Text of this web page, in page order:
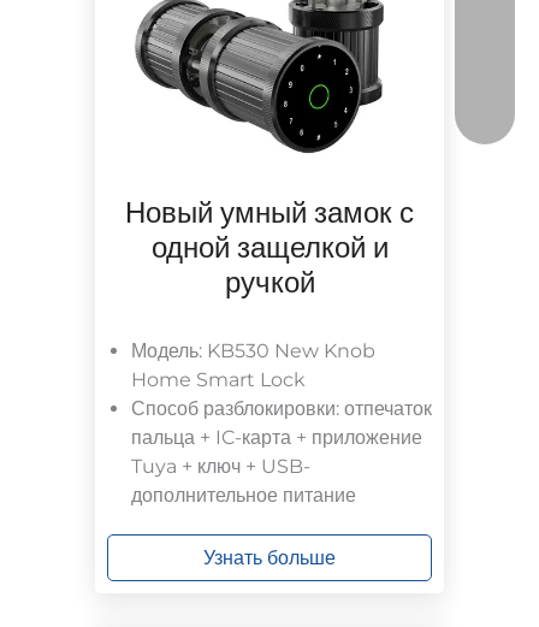
Новый умный замок с
одной защелкой и
ручкой
Модель: KB530 New Knob
Home Smart Lock
Способ разблокировки: отпечаток
пальца + IC-карта + приложение
Tuya + ключ + USB-
дополнительное питание
Узнать больше